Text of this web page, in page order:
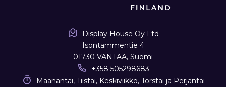
Display House Oy Ltd
Isontammentie 4
01730 VANTAA, Suomi
+358 505298683
Maanantai, Tiistai, Keskiviikko, Torstai ja Perjantai